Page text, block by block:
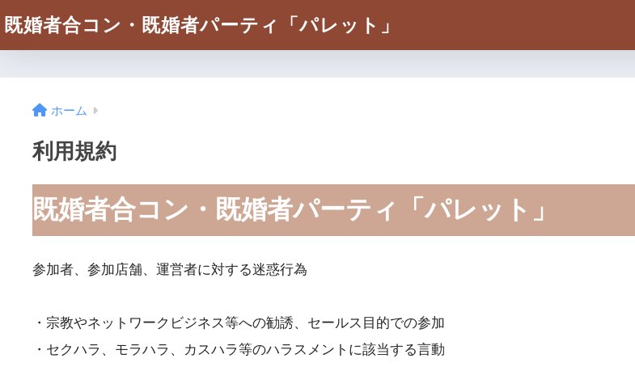
既婚者合コン・既婚者パーティ「パレット」
ホーム
利用規約
既婚者合コン・既婚者パーティ「パレット」
参加者、参加店舗、運営者に対する迷惑行為
・宗教やネットワークビジネス等への勧誘、セールス目的での参加
・セクハラ、モラハラ、カスハラ等のハラスメントに該当する言動